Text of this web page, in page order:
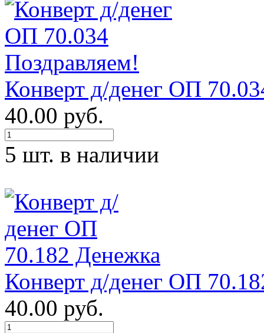
Конверт д/денег ОП
40.00 руб.
5 шт. в наличии
Конверт д/денег ОП
40.00 руб.